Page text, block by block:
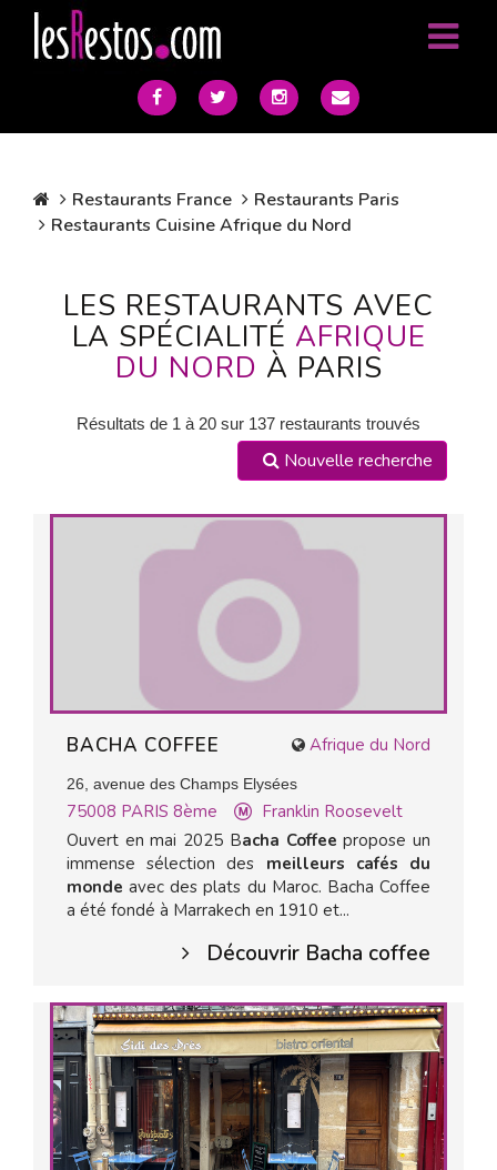
Restaurants France
Restaurants Paris
Restaurants Cuisine Afrique du Nord
LES RESTAURANTS AVEC
LA SPÉCIALITÉ AFRIQUE
DU NORD À PARIS
Résultats de 1 à 20 sur 137 restaurants trouvés
Nouvelle recherche
Afrique du Nord
BACHA COFFEE
26, avenue des Champs Elysées
75008 PARIS 8ème
Franklin Roosevelt
Ouvert en mai 2025 Bacha Coffee propose un
immense sélection des meilleurs cafés du
mondeavec des plats du Maroc. Bacha Coffee
a été fondé à Marrakech en 1910 et...
Découvrir Bacha coffee